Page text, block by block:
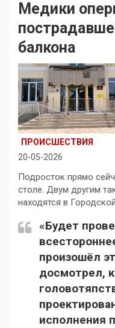
Медики
балкона
ПРОИСШЕСТВИЯ
20-05-2026
Подросток прямо
столе. Двум другим
находятся в
«Будет
произошёл
досмотрел,
исполнения